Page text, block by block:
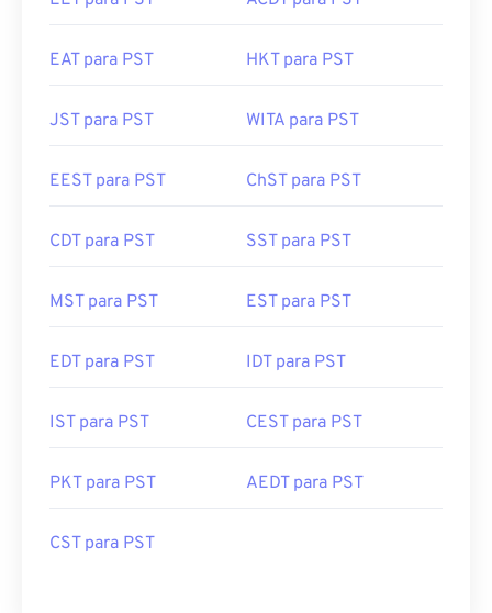
EAT para PST HKT para PST
JST para PST WITA para PST
EEST para PST ChST para PST
CDT para PST SST para PST
MST para PST EST para PST
EDT para PST IDT para PST
IST para PST CEST para PST
PKT para PST AEDT para PST
CST para PST